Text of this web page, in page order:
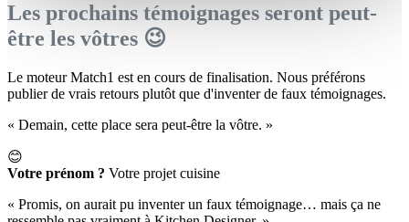
Les prochains témoignages seront peut-
être les vôtres 😉
Le moteur Match1 est en cours de finalisation. Nous préférons
publier de vrais retours plutôt que d'inventer de faux témoignages.
« Demain, cette place sera peut-être la vôtre. »
😊
Votre prénom ? Votre projet cuisine
« Promis, on aurait pu inventer un faux témoignage… mais ça ne